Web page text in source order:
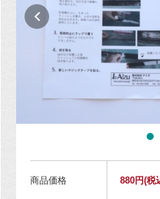
商品価格 880円(税